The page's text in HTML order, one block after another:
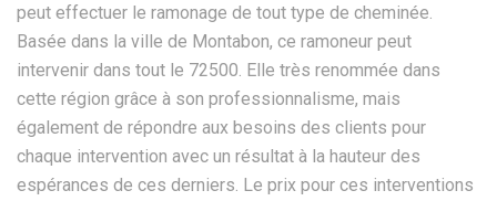
peut effectuer le ramonage de tout type de cheminée.
Basée dans la ville de Montabon, ce ramoneur peut
intervenir dans tout le 72500. Elle très renommée dans
cette région grâce à son professionnalisme, mais
également de répondre aux besoins des clients pour
chaque intervention avec un résultat à la hauteur des
espérances de ces derniers. Le prix pour ces interventions